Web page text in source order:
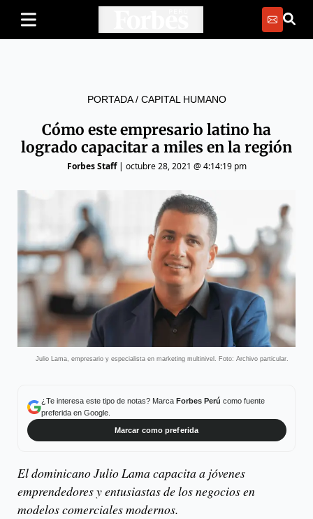
PORTADA/ CAPITAL HUMANO
Cómo este empresario latino ha
logrado capacitar a miles en la región
Forbes Staff| octubre 28, 2021 @ 4:14:19 pm
Julio Lama, empresario y especialista en marketing multinivel. Foto: Archivo particular.
¿Te interesa este tipo de notas? Marca Forbes Perú como fuente
preferida en Google.
Marcar como preferida
El dominicano Julio Lama capacita a jóvenes
emprendedores y entusiastas de los negocios en
modelos comerciales modernos.